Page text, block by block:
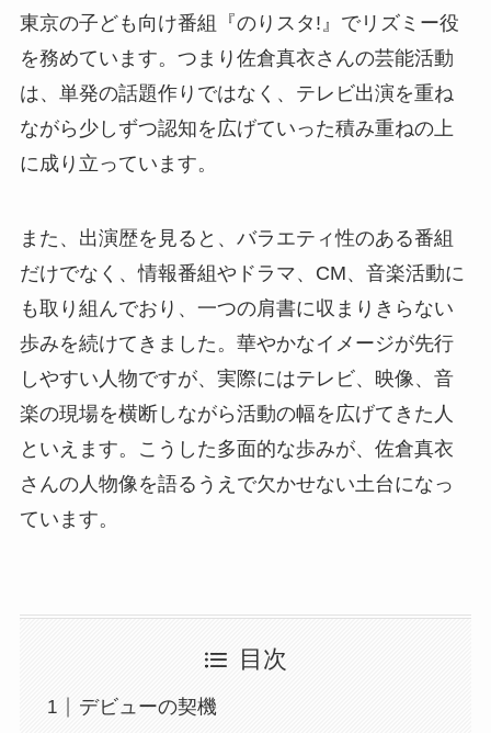
東京の子ども向け番組『のりスタ!』でリズミー役
を務めています。つまり佐倉真衣さんの芸能活動
は、単発の話題作りではなく、テレビ出演を重ね
ながら少しずつ認知を広げていった積み重ねの上
に成り立っています。
また、出演歴を見ると、バラエティ性のある番組
だけでなく、情報番組やドラマ、CM、音楽活動に
も取り組んでおり、一つの肩書に収まりきらない
歩みを続けてきました。華やかなイメージが先行
しやすい人物ですが、実際にはテレビ、映像、音
楽の現場を横断しながら活動の幅を広げてきた人
といえます。こうした多面的な歩みが、佐倉真衣
さんの人物像を語るうえで欠かせない土台になっ
ています。
目次
デビューの契機